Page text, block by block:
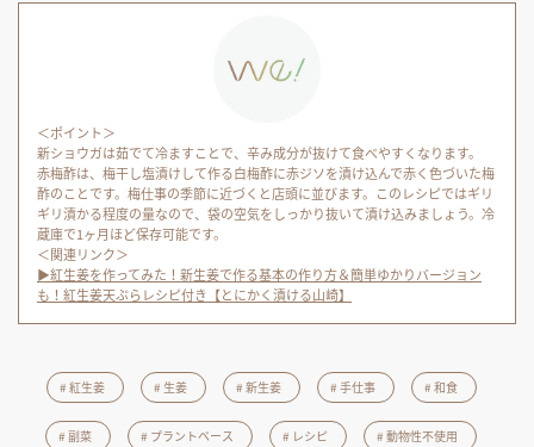
＜ポイント＞
新ショウガは茹でて冷ますことで、辛み成分が抜けて食べやすくなります。
赤梅酢は、梅干し塩漬けして作る白梅酢に赤ジソを漬け込んで赤く色づいた梅
酢のことです。梅仕事の季節に近づくと店頭に並びます。このレシピではギリ
ギリ漬かる程度の量なので、袋の空気をしっかり抜いて漬け込みましょう。冷
蔵庫で1ヶ月ほど保存可能です。
＜関連リンク＞
▶紅生姜を作ってみた！新生姜で作る基本の作り方＆簡単ゆかりバージョン
も！紅生姜天ぷらレシピ付き【とにかく漬ける山崎】
紅生姜 生姜 新生姜 手仕事 和食
副菜 プラントベース レシピ 動物性不使用